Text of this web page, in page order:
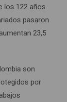
los 122 años
pasaron
23,5
son
por